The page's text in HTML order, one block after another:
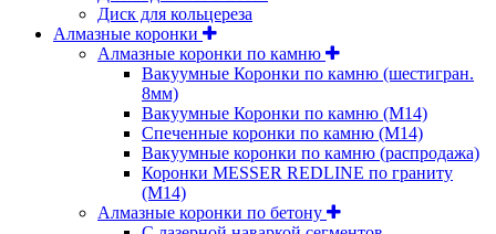
Диск для кольцереза
Алмазные коронки
Алмазные коронки по камню
Вакуумные Коронки по камню (шестигран.
8мм)
Вакуумные Коронки по камню (M14)
Спеченные коронки по камню (M14)
Вакуумные коронки по камню (распродажа)
Коронки MESSER REDLINE по граниту
(М14)
Алмазные коронки по бетону